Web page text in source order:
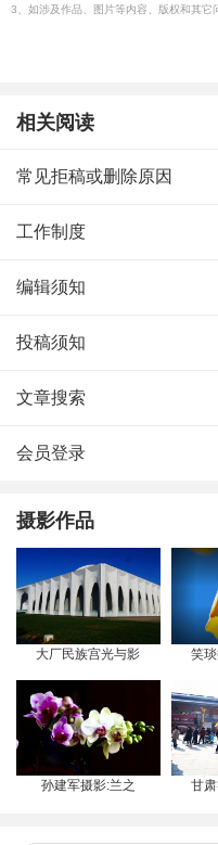
3、如涉及作品、图片等内容、版权和其它
相关阅读
常见拒稿或删除原因
工作制度
编辑须知
投稿须知
文章搜索
会员登录
摄影作品
大厂民族宫光与影 笑
孙建军摄影:兰之 甘